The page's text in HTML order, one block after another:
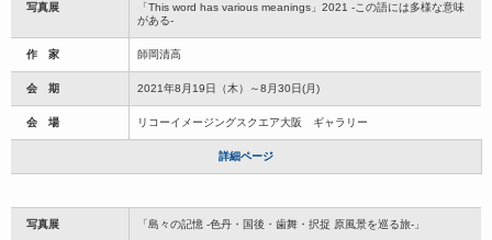
写真展
「This word has various meanings」2021 -この語には多様な意味
がある-
作 家 師岡清高
会 期 2021年8月19日（木）～8月30日(月)
会 場 リコーイメージングスクエア大阪 ギャラリー
詳細ページ
写真展 「島々の記憶 -色丹・国後・歯舞・択捉 原風景を巡る旅-」